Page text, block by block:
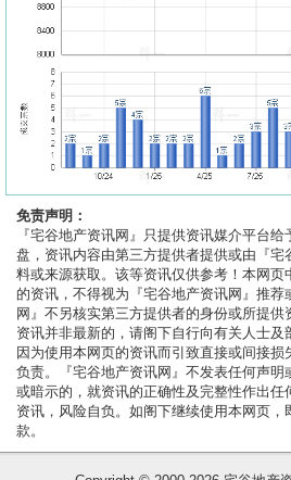
免责声明：
『宅谷地产资讯网』只提供资讯媒介平台
盘，资讯内容由第三方提供者提供或由『宅
料或来源获取。该等资讯仅供参考！本网页
的资讯，不得视为『宅谷地产资讯网』推
网』不另核实第三方提供者的身份或所提
资讯并非最新的，请阁下自行向有关人士
因为使用本网页的资讯而引致直接或间接
负责。『宅谷地产资讯网』不发表任何声
或暗示的，就资讯的正确性及完整性作出
资讯，风险自负。如阁下继续使用本网页，
款。